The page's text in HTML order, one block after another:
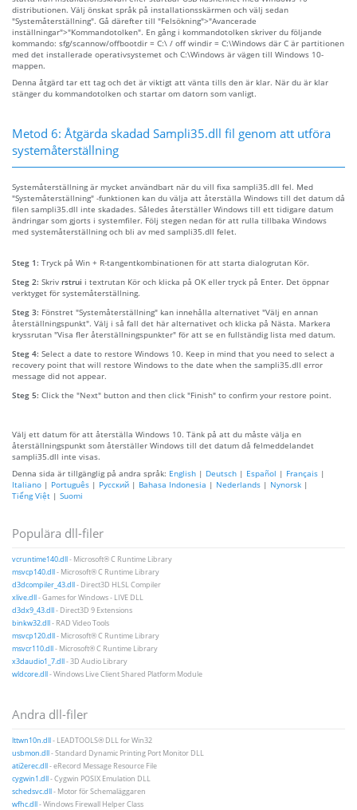
distributionen. Välj önskat språk på installationsskärmen och välj sedan
"Systemåterställning". Gå därefter till "Felsökning">"Avancerade
inställningar">"Kommandotolken". En gång i kommandotolken skriver du följande
kommando: sfg/scannow/offbootdir = C:\ / off windir = C:\Windows där C är partitionen
med det installerade operativsystemet och C:\Windows är vägen till Windows 10-
mappen.
Denna åtgärd tar ett tag och det är viktigt att vänta tills den är klar. När du är klar
stänger du kommandotolken och startar om datorn som vanligt.
Metod 6: Åtgärda skadad Sampli35.dll fil genom att utföra
systemåterställning
Systemåterställning är mycket användbart när du vill fixa sampli35.dll fel. Med
"Systemåterställning" -funktionen kan du välja att återställa Windows till det datum då
filen sampli35.dll inte skadades. Således återställer Windows till ett tidigare datum
ändringar som gjorts i systemfiler. Följ stegen nedan för att rulla tillbaka Windows
med systemåterställning och bli av med sampli35.dll felet.
Steg 1: Tryck på Win + R-tangentkombinationen för att starta dialogrutan Kör.
Steg 2: Skriv rstrui i textrutan Kör och klicka på OK eller tryck på Enter. Det öppnar
verktyget för systemåterställning.
Steg 3: Fönstret "Systemåterställning" kan innehålla alternativet "Välj en annan
återställningspunkt". Välj i så fall det här alternativet och klicka på Nästa. Markera
kryssrutan "Visa fler återställningspunkter" för att se en fullständig lista med datum.
Steg 4: Select a date to restore Windows 10. Keep in mind that you need to select a
recovery point that will restore Windows to the date when the sampli35.dll error
message did not appear.
Steg 5: Click the "Next" button and then click "Finish" to confirm your restore point.
Välj ett datum för att återställa Windows 10. Tänk på att du måste välja en
återställningspunkt som återställer Windows till det datum då felmeddelandet
sampli35.dll inte visas.
Denna sida är tillgänglig på andra språk: English | Deutsch | Español | Français |
Italiano | Português | Русский | Bahasa Indonesia | Nederlands | Nynorsk |
Tiếng Việt | Suomi
Populära dll-filer
vcruntime140.dll- Microsoft® C Runtime Library
msvcp140.dll- Microsoft® C Runtime Library
d3dcompiler_43.dll- Direct3D HLSL Compiler
xlive.dll- Games for Windows - LIVE DLL
d3dx9_43.dll- Direct3D 9 Extensions
binkw32.dll- RAD Video Tools
msvcp120.dll- Microsoft® C Runtime Library
msvcr110.dll- Microsoft® C Runtime Library
x3daudio1_7.dll- 3D Audio Library
wldcore.dll- Windows Live Client Shared Platform Module
Andra dll-filer
lttwn10n.dll- LEADTOOLS® DLL for Win32
usbmon.dll- Standard Dynamic Printing Port Monitor DLL
ati2erec.dll- eRecord Message Resource File
cygwin1.dll- Cygwin POSIX Emulation DLL
schedsvc.dll- Motor för Schemaläggaren
wfhc.dll- Windows Firewall Helper Class